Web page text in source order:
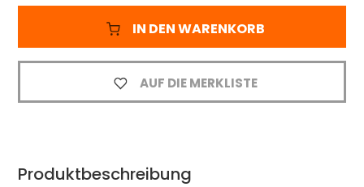
IN DEN WARENKORB
AUF DIE MERKLISTE
Produktbeschreibung